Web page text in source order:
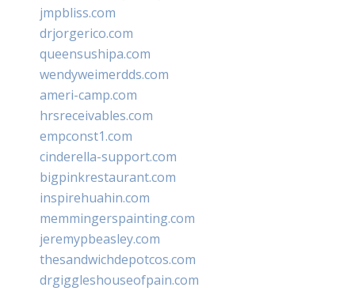
jmpbliss.com
drjorgerico.com
queensushipa.com
wendyweimerdds.com
ameri-camp.com
hrsreceivables.com
empconst1.com
cinderella-support.com
bigpinkrestaurant.com
inspirehuahin.com
memmingerspainting.com
jeremypbeasley.com
thesandwichdepotcos.com
drgiggleshouseofpain.com